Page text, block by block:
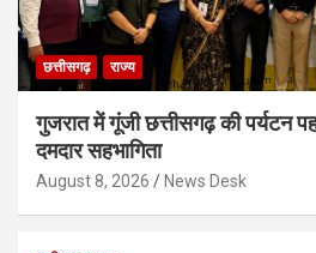
छत्तीसगढ़ राज्य
गुजरात में गूंजी छत्तीसगढ़ की पर्यटन
दमदार सहभागिता
August 8, 2026 News Desk